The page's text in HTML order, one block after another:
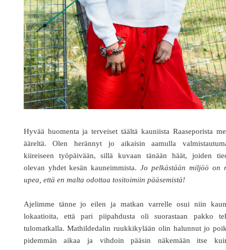
Hyvää huomenta ja terveiset täältä kauniista Raaseporista
ääreltä. Olen herännyt jo aikaisin aamulla
kiireiseen työpäivään, sillä kuvaan tänään häät, joiden
olevan yhdet kesän kauneimmista.Jo pelkästään miljöö on
upea, että en malta odottaa tositoimiin pääsemistä!
Ajelimme tänne jo eilen ja matkan varrelle osui niin
lokaatioita, että pari piipahdusta oli suorastaan pakko
tulomatkalla. Mathildedalin ruukkikylään olin halunnut jo
pidemmän aikaa ja vihdoin pääsin näkemään itse